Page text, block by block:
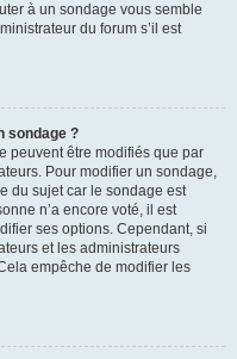
à un sondage vous semble
du forum s’il est
sondage ?
peuvent être modifiés que par
Pour modifier un sondage,
du sujet car le sondage est
n’a encore voté, il est
ses options. Cependant, si
et les administrateurs
empêche de modifier les